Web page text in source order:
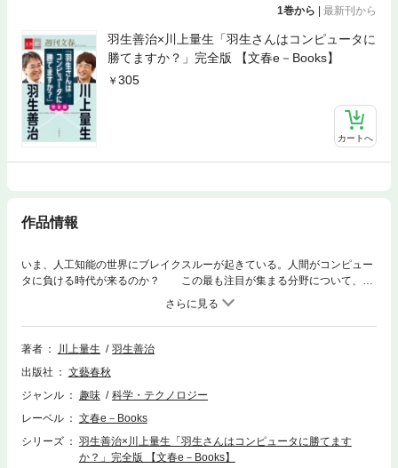
1巻から 最新刊から
羽生善治×川上量生「羽生さんはコンピュータに
勝てますか？」完全版 【文春e－Books】
305
カートへ
作品情報
いま、人工知能の世界にブレイクスルーが起きている。人間がコンピュー
タに負ける時代が来るのか？ この最も注目が集まる分野について、二
人の才人が語りつくした。ひとりは史上最強の棋士にして、人工知能につ
いても並々ならぬ興味と豊富な知識をもつ羽生善治名人。かたや、コンピ
ュータ対プロ棋士が対局する棋戦を主催するにとどまらず、人工知能研究
所を設立したドワンゴのトップ川上量生氏。 人工知能の現状にはじま
類の未来まで徹底的に語り合った。ドワンゴの「ニコニコ生放送」で配信
され、週刊文春2015年8月13・20日号に掲載されたスペシャル対談の内容
著者 川上量生
羽生善治
出版社
文藝春秋
ジャンル
趣味
科学・テクノロジー
レーベル
文春e－Books
シリーズ
羽生善治×川上量生「羽生さんはコンピュータに勝てます
か？」完全版 【文春e－Books】